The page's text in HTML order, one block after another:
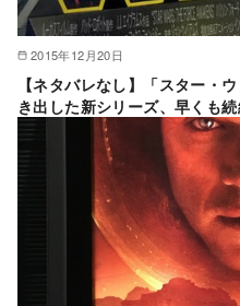
2015年12月20日
【ネタバレなし】「スター・
き出した新シリーズ、早くも